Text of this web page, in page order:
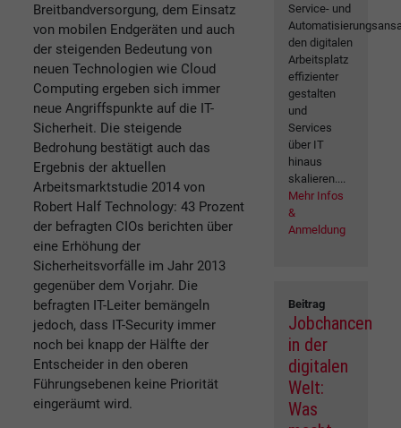
Breitbandversorgung, dem Einsatz
von mobilen Endgeräten und auch
der steigenden Bedeutung von
neuen Technologien wie Cloud
Computing ergeben sich immer
neue Angriffspunkte auf die IT-
Sicherheit. Die steigende
Bedrohung bestätigt auch das
Ergebnis der aktuellen
Arbeitsmarktstudie 2014 von
Robert Half Technology: 43 Prozent
der befragten CIOs berichten über
eine Erhöhung der
Sicherheitsvorfälle im Jahr 2013
gegenüber dem Vorjahr. Die
befragten IT-Leiter bemängeln
jedoch, dass IT-Security immer
noch bei knapp der Hälfte der
Entscheider in den oberen
Führungsebenen keine Priorität
eingeräumt wird.
Service- und
den digitalen
Arbeitsplatz
effizienter
gestalten
und
Services
über IT
hinaus
skalieren....
Mehr Infos
&
Anmeldung
Beitrag
Jobchancen
in der
digitalen
Welt:
Was